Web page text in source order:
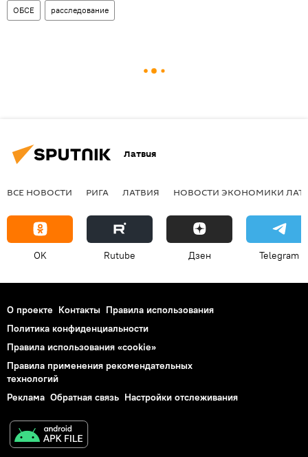
ОБСЕ расследование
Латвия
ВСЕ НОВОСТИ РИГА ЛАТВИЯ НОВОСТИ ЭКОНОМИКИ
OK Rutube Дзен Telegram
О проекте Контакты Правила использования
Политика конфиденциальности
Правила использования «cookie»
Правила применения рекомендательных
технологий
Реклама Обратная связь Настройки отслеживания